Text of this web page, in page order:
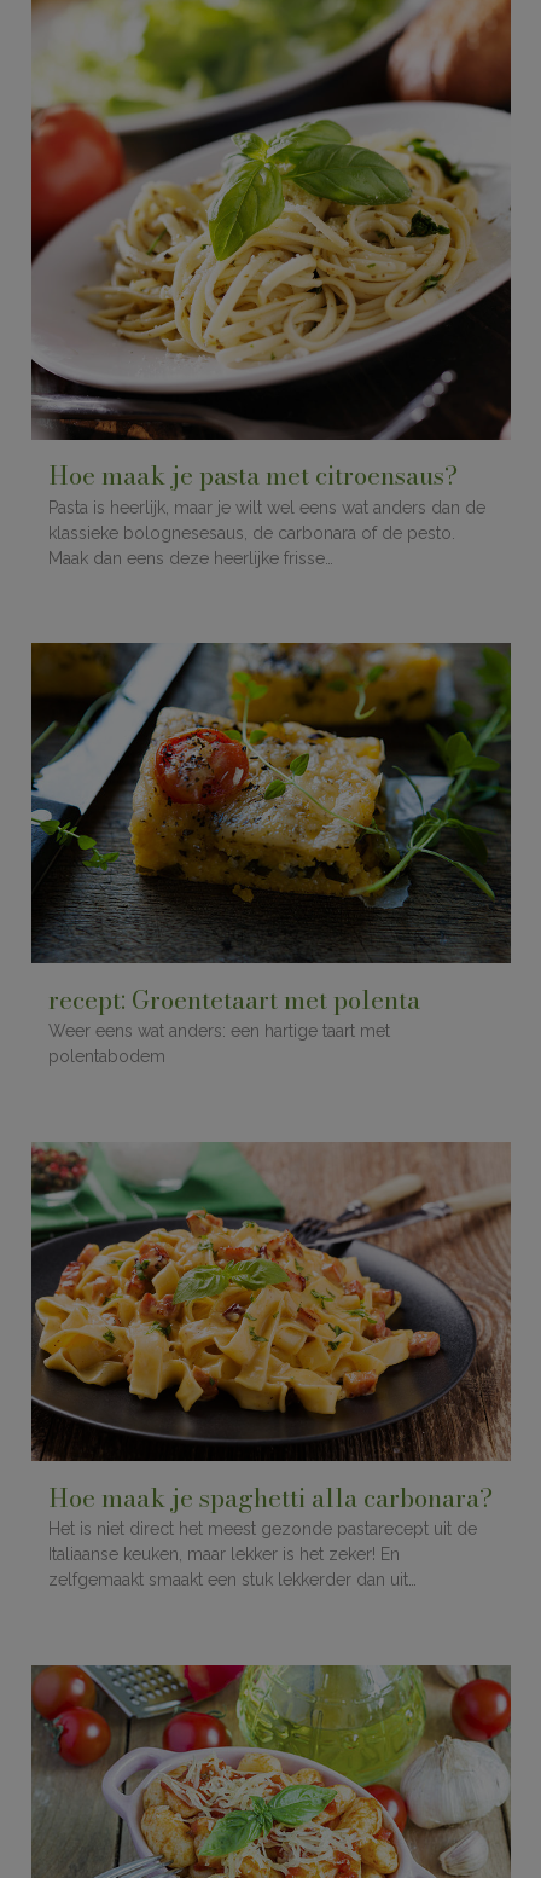
Hoe maak je pasta met citroensaus?
Pasta is heerlijk, maar je wilt wel eens wat anders dan de
klassieke bolognesesaus, de carbonara of de pesto.
Maak dan eens deze heerlijke frisse…
recept: Groentetaart met polenta
Weer eens wat anders: een hartige taart met
polentabodem
Hoe maak je spaghetti alla carbonara?
Het is niet direct het meest gezonde pastarecept uit de
Italiaanse keuken, maar lekker is het zeker! En
zelfgemaakt smaakt een stuk lekkerder dan uit…